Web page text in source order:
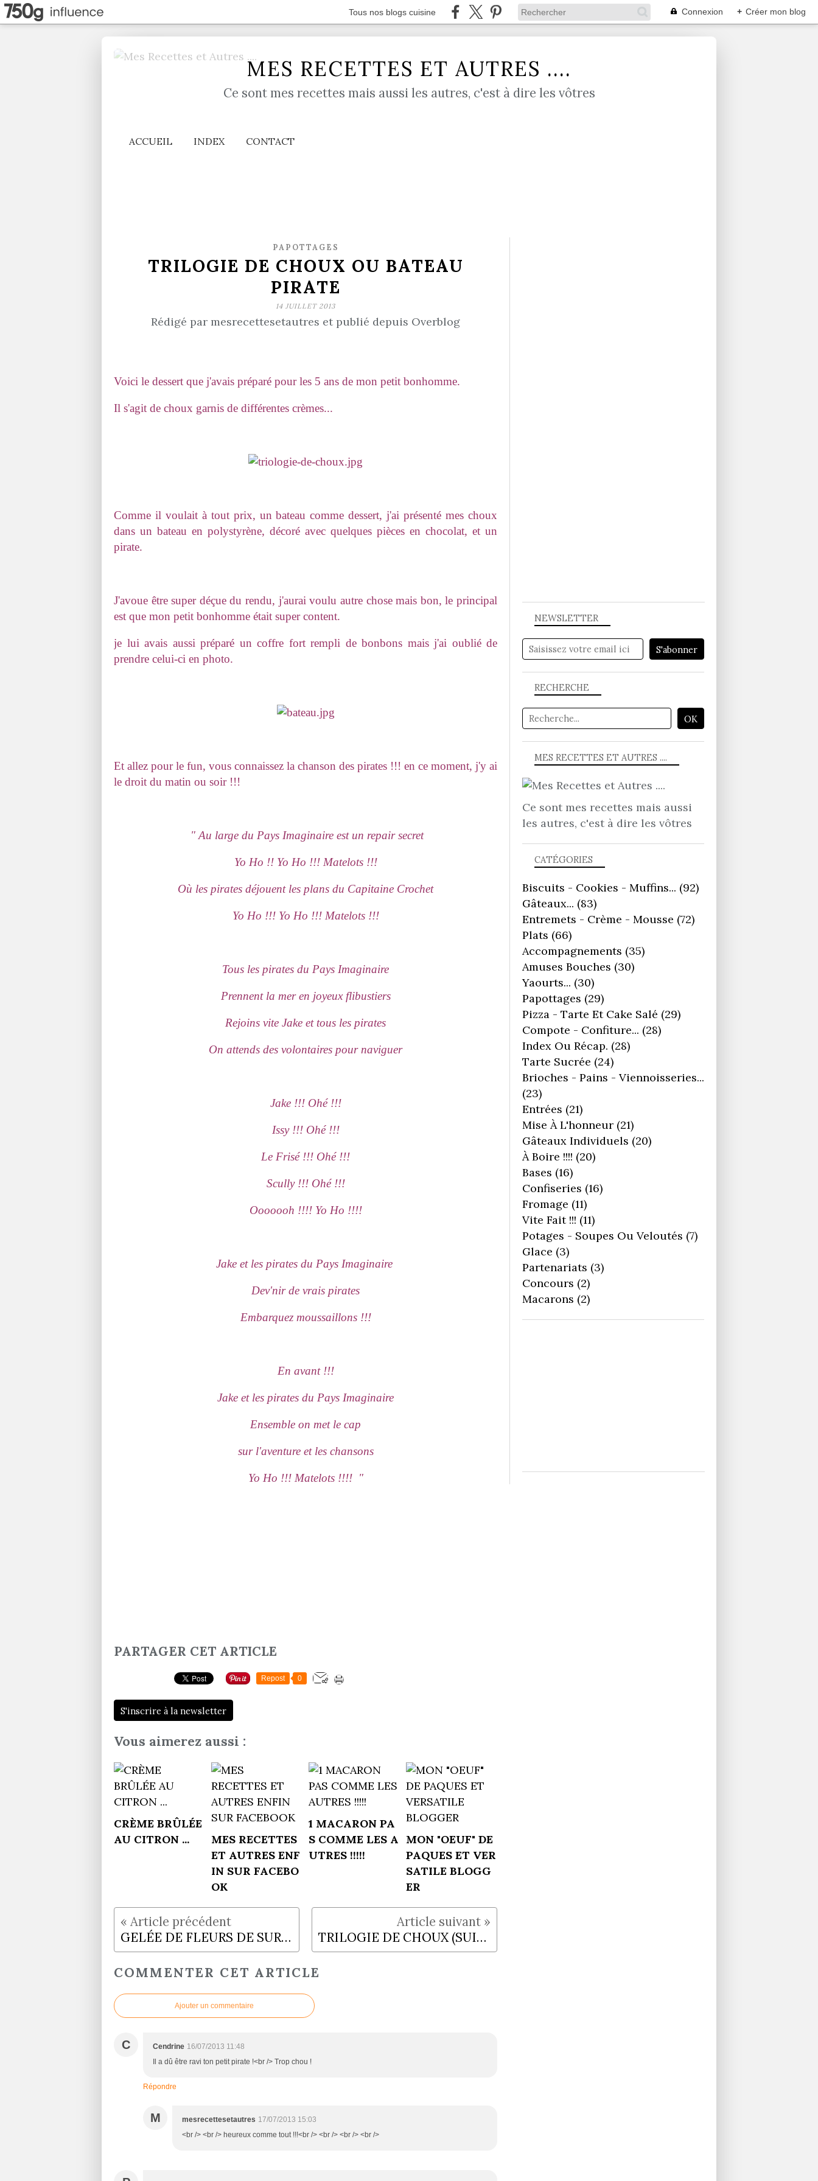
Tous nos blogs cuisine Connexion + Créer mon blog
MES RECETTES ET AUTRES ....
Ce sont mes recettes mais aussi les autres, c'est à dire les vôtres
ACCUEIL INDEX CONTACT
PAPOTTAGES
TRILOGIE DE CHOUX OU BATEAU
PIRATE
14 JUILLET 2013
Rédigé par mesrecettesetautres et publié depuis Overblog
Voici le dessert que j'avais préparé pour les 5 ans de mon petit bonhomme.
Il s'agit de choux garnis de différentes crèmes...
Comme il voulait à tout prix, un bateau comme dessert, j'ai présenté mes choux
dans un bateau en polystyrène, décoré avec quelques pièces en chocolat, et un
pirate.
J'avoue être super déçue du rendu, j'aurai voulu autre chose mais bon, le principal
est que mon petit bonhomme était super content.
je lui avais aussi préparé un coffre fort rempli de bonbons mais j'ai oublié de
prendre celui-ci en photo.
Et allez pour le fun, vous connaissez la chanson des pirates !!! en ce moment, j'y ai
le droit du matin ou soir !!!
" Au large du Pays Imaginaire est un repair secret
Yo Ho !! Yo Ho !!! Matelots !!!
Où les pirates déjouent les plans du Capitaine Crochet
Yo Ho !!! Yo Ho !!! Matelots !!!
Tous les pirates du Pays Imaginaire
Prennent la mer en joyeux flibustiers
Rejoins vite Jake et tous les pirates
On attends des volontaires pour naviguer
Jake !!! Ohé !!!
Issy !!! Ohé !!!
Le Frisé !!! Ohé !!!
Scully !!! Ohé !!!
Ooooooh !!!! Yo Ho !!!!
Jake et les pirates du Pays Imaginaire
Dev'nir de vrais pirates
Embarquez moussaillons !!!
En avant !!!
Jake et les pirates du Pays Imaginaire
Ensemble on met le cap
sur l'aventure et les chansons
Yo Ho !!! Matelots !!!! "
PARTAGER CET ARTICLE
Repost 0
S'inscrire à la newsletter
Vous aimerez aussi :
CRÈME BRÛLÉE
AU CITRON ...
MES RECETTES
ET AUTRES ENF
IN SUR FACEBO
OK
1 MACARON PA
S COMME LES A
UTRES !!!!!
MON "OEUF" DE
PAQUES ET VER
SATILE BLOGG
ER
GELÉE DE FLEURS DE SUREAU TRILOGIE DE CHOUX (SUITE)
COMMENTER CET ARTICLE
Ajouter un commentaire
C Cendrine 16/07/2013 11:48
Il a dû être ravi ton petit pirate !<br /> Trop chou !
Répondre
M mesrecettesetautres 17/07/2013 15:03
<br /> <br /> heureux comme tout !!!<br /> <br /> <br /> <br />
NEWSLETTER
RECHERCHE
MES RECETTES ET AUTRES ....
Ce sont mes recettes mais aussi
les autres, c'est à dire les vôtres
CATÉGORIES
Biscuits - Cookies - Muffins... (92)
Gâteaux... (83)
Entremets - Crème - Mousse (72)
Plats (66)
Accompagnements (35)
Amuses Bouches (30)
Yaourts... (30)
Papottages (29)
Pizza - Tarte Et Cake Salé (29)
Compote - Confiture... (28)
Index Ou Récap. (28)
Tarte Sucrée (24)
Brioches - Pains - Viennoisseries...
(23)
Entrées (21)
Mise À L'honneur (21)
Gâteaux Individuels (20)
À Boire !!!! (20)
Bases (16)
Confiseries (16)
Fromage (11)
Vite Fait !!! (11)
Potages - Soupes Ou Veloutés (7)
Glace (3)
Partenariats (3)
Concours (2)
Macarons (2)